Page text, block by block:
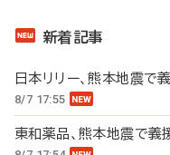
新着記事
日本リリー、熊本地震
8/7 17:55
東和薬品、熊本地震で